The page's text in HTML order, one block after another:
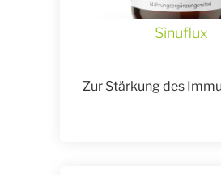
Sinuflux
Zur Stärkung des